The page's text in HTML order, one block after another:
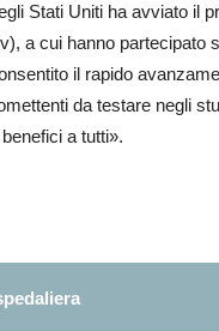
Stati Uniti ha avviato il
a cui hanno partecipato
il rapido
da testare negli
a tutti».